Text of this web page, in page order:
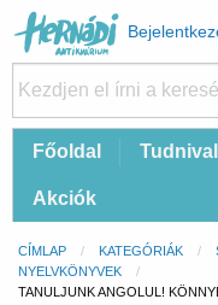
Felhasználói
fiók
menüje
FőFőoldal
Akciók
Morzsa
CÍMLAP KATEGÓRIÁK
NYELVKÖNYVEK
CURRENT:
TANULJUNK ANGOLUL!